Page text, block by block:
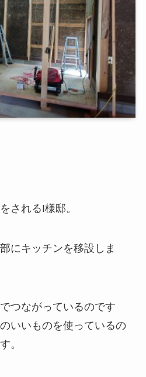
されるI様邸。
にキッチンを移設しま
つながっているのです
いいものを使っているの
。